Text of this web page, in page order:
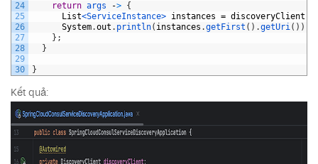
24
25
26
27
28
29
30
return args -> {
List<ServiceInstance> instances = discoveryClient
System.out . println( instances .getFirst ( ) .getUri ( ) )
} ;
}
}
Kết quả: